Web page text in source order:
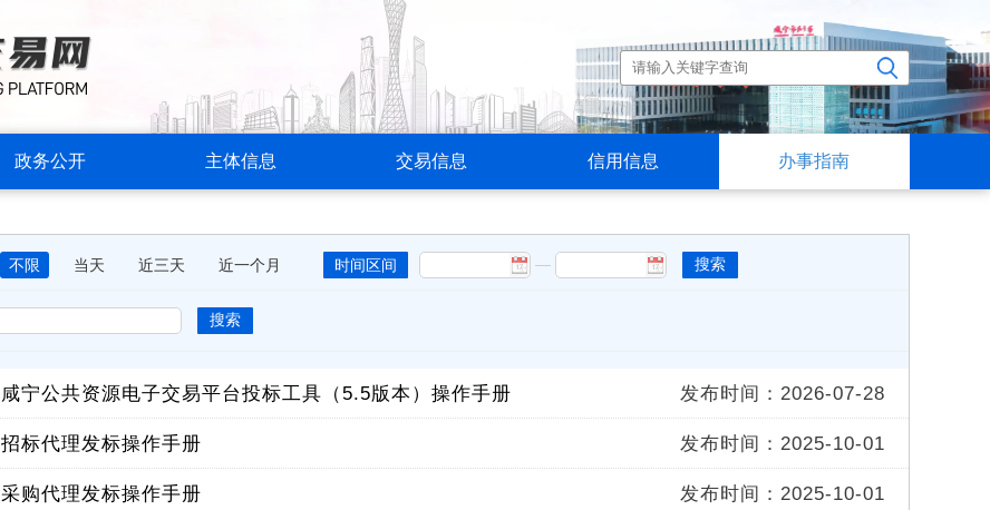
政务公开 主体信息 交易信息 信用信息 办事指南
不限 当天 近三天 近一个月 时间区间 — 搜索
搜索
咸宁公共资源电子交易平台投标工具（5.5版本）操作手册 发布时间：2026-07-28
招标代理发标操作手册 发布时间：2025-10-01
采购代理发标操作手册 发布时间：2025-10-01